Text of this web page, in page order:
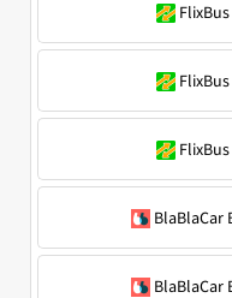
FlixBus
FlixBus
FlixBus
BlaBlaCar
BlaBlaCar